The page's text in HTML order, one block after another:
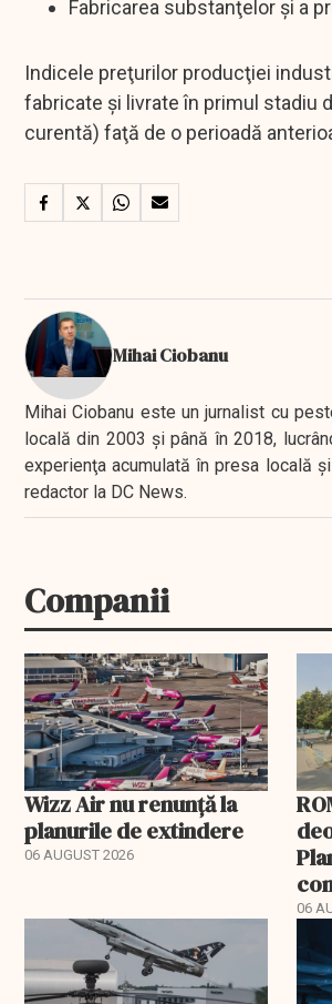
Fabricarea substanţelor şi a
Indicele preţurilor producţiei
fabricate şi livrate în primul stadiu
curentă) faţă de o perioadă
Mihai Ciobanu
Mihai Ciobanu este un jurnalist cu
locală din 2003 şi până în 2018,
experienţa acumulată în presa locală
redactor la DC News.
Companii
Wizz Air nu renunță la
planurile de extindere
06 AUGUST 2026
06